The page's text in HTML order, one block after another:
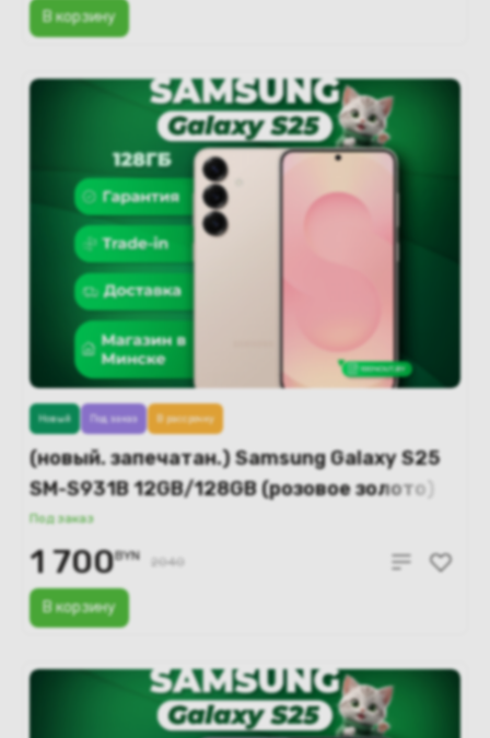
В корзину
(новый. запечатан.) Samsung Galaxy S25
SM-S931B 12GB/128GB (розовое золото)
Под заказ
В корзину
Новый Под заказ В рассрочку
1 700BYN 2040